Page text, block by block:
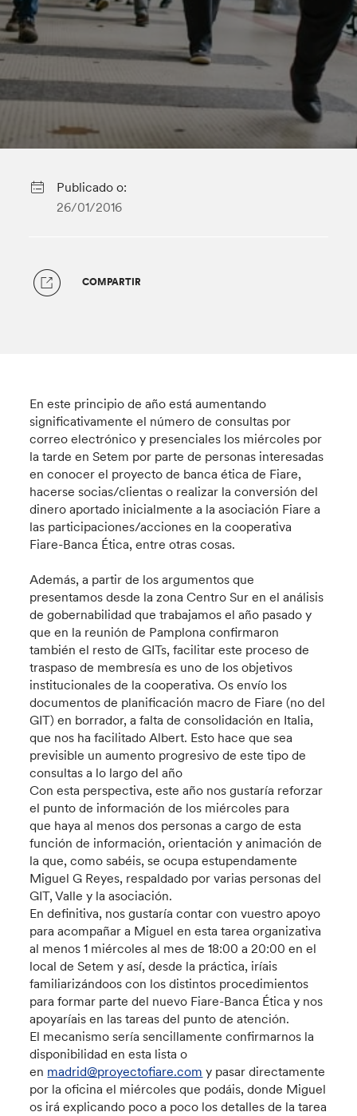
Publicado o:
26/01/2016
COMPARTIR
En este principio de año está aumentando
significativamente el número de consultas por
correo electrónico y presenciales los miércoles por
la tarde en Setem por parte de personas interesadas
en conocer el proyecto de banca ética de Fiare,
hacerse socias/clientas o realizar la conversión del
dinero aportado inicialmente a la asociación Fiare a
las participaciones/acciones en la cooperativa
Fiare-Banca Ética, entre otras cosas.
Además, a partir de los argumentos que
presentamos desde la zona Centro Sur en el análisis
de gobernabilidad que trabajamos el año pasado y
que en la reunión de Pamplona confirmaron
también el resto de GITs, facilitar este proceso de
traspaso de membresía es uno de los objetivos
institucionales de la cooperativa. Os envío los
documentos de planificación macro de Fiare (no del
GIT) en borrador, a falta de consolidación en Italia,
que nos ha facilitado Albert. Esto hace que sea
previsible un aumento progresivo de este tipo de
consultas a lo largo del año
Con esta perspectiva, este año nos gustaría reforzar
el punto de información de los miércoles para
que haya al menos dos personas a cargo de esta
función de información, orientación y animación de
la que, como sabéis, se ocupa estupendamente
Miguel G Reyes, respaldado por varias personas del
GIT, Valle y la asociación.
En definitiva, nos gustaría contar con vuestro apoyo
para acompañar a Miguel en esta tarea organizativa
al menos 1 miércoles al mes de 18:00 a 20:00 en el
local de Setem y así, desde la práctica, iríais
familiarizándoos con los distintos procedimientos
para formar parte del nuevo Fiare-Banca Ética y nos
apoyaríais en las tareas del punto de atención.
El mecanismo sería sencillamente confirmarnos la
disponibilidad en esta lista o
en madrid@proyectofiare.com y pasar directamente
por la oficina el miércoles que podáis, donde Miguel
os irá explicando poco a poco los detalles de la tarea